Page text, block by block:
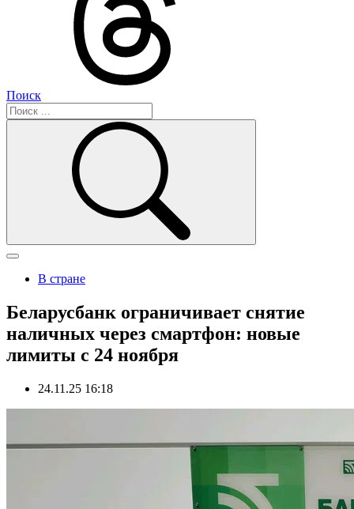
Поиск
В стране
Беларусбанк ограничивает снятие
наличных через смартфон: новые
лимиты с 24 ноября
24.11.25 16:18